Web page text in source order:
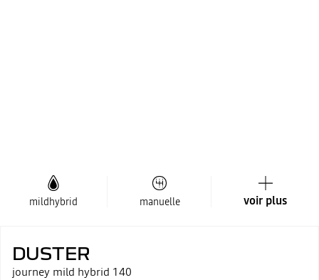
mildhybrid manuelle voir plus
DUSTER
journey mild hybrid 140